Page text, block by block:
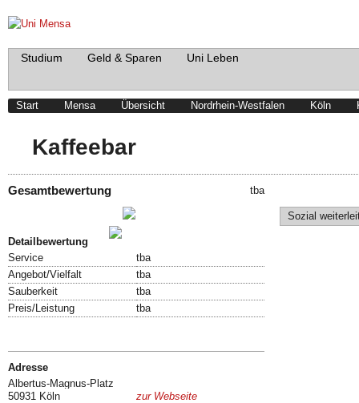
Studium Geld & Sparen Uni Leben
Start Mensa Übersicht Nordrhein-Westfalen Köln
Kaffeebar
Gesamtbewertung tba
Bewertung abgeben!
Detailbewertung
Service
tba
Angebot/Vielfalt
tba
Sauberkeit
tba
Preis/Leistung
tba
Adresse
Albertus-Magnus-Platz
50931 Köln
zur Webseite
Sozial